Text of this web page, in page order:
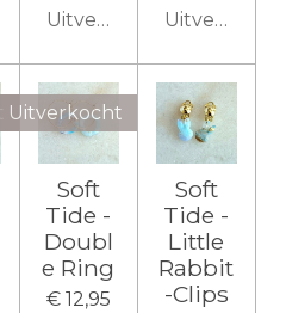
Uitverkocht Uitverkocht
Uitverkocht
Soft
Tide -
Doubl
e Ring
€ 12,95
Soft
Tide -
Little
Rabbit
-Clips